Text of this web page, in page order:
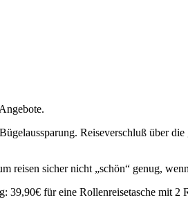
Reiseverschluß über
reisen sicher nicht „schön“ genug,
39,90€ für eine Rollenreisetasche mit